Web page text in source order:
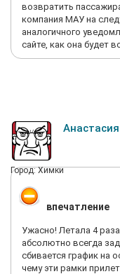
воспользоваться
четыре. Учтены
и выходных, во время
забыть, уехать, а
операторам ни
около 40 минут
Воспользуйтесь
возвращены на мой
поддержал и
возвратить
компания МАУ на
аналогичного
сайте, как она будет
Анастасия
Город: Химки
впечатление
Ужасно! Летала 4
абсолютно всегда
сбивается график на
чему эти рамки